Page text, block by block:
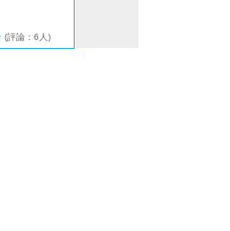
(評論：6人)